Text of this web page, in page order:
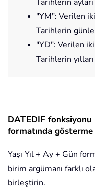
"YM": Verilen
Tarihlerin
"YD": Verilen
Tarihlerin
DATEDIF fonksiyonu
formatında gösterme
Yaşı Yıl + Ay + Gün
birim argümanı farklı
birleştirin.